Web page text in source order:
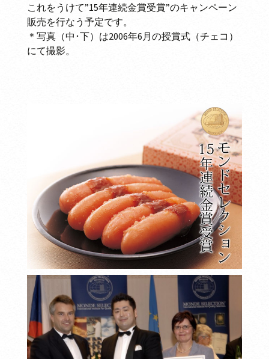
これをうけて”15年連続金賞受賞”のキャンペーン
販売を行なう予定です。
＊写真（中･下）は2006年6月の授賞式（チェコ）
にて撮影。